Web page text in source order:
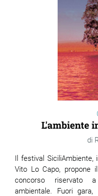
L'ambiente
Il festival
Vito Lo Capo, propone
concorso riservato
ambientale. Fuori